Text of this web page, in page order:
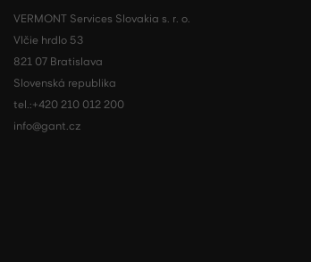
VERMONT Services Slovakia s. r. o.
Vlčie hrdlo 53
821 07 Bratislava
Slovenská republika
tel.:+420 210 012 200
info@gant.cz